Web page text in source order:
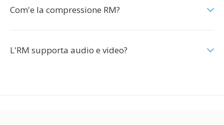
Com'e la compressione RM?
L'RM supporta audio e video?